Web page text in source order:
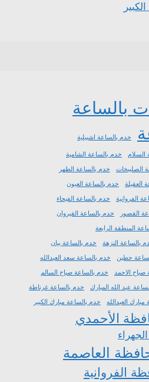
بالساعة
خدم بالساعة اشبيلية
السلام
خدم بالساعة الشامية
الصليبخات
خدم بالساعة الظهر
العقيلة
خدم بالساعة العيون
الفروانية
خدم بالساعة الفيحاء
القصور
خدم بالساعة القيروان
المنطقة الرابعة
بالساعة النزهة
خدم بالساعة بيان
حطين
خدم بالساعة سعد العبدالله
صباح الاحمد
خدم بالساعة صباح السالم
عبد الله المبارك
خدم بالساعة غرناطة
العبدالله خدم بالساعة مبارك الكبير
الأحمدي
العاصمة
الفروانية